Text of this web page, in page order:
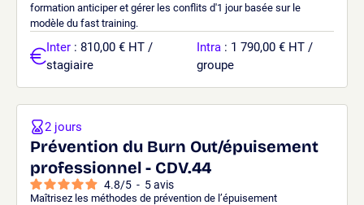
formation anticiper et gérer les conflits d'1 jour basée sur le
modèle du fast training.
Inter : 810,00 € HT /
stagiaire
Intra : 1 790,00 € HT /
groupe
Prévention du Burn Out/épuisement
professionnel - CDV.44
4.8/5 - 5avis
Maîtrisez les méthodes de prévention de l’épuisement
2 jours